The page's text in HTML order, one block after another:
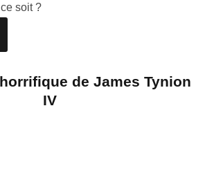
soit ?
de James Tynion
IV